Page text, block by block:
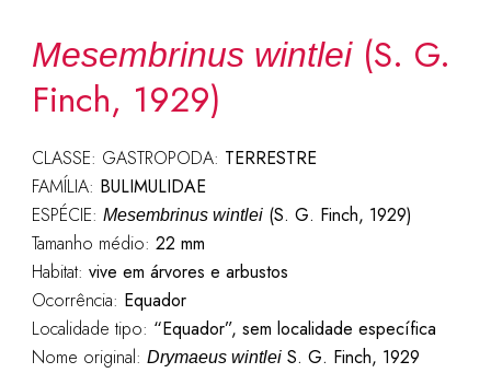
Mesembrinus wintlei(S. G.
Finch, 1929)
CLASSE: GASTROPODA: TERRESTRE
FAMÍLIA: BULIMULIDAE
ESPÉCIE: Mesembrinus wintlei(S. G. Finch, 1929)
Tamanho médio: 22 mm
Habitat: vive em árvores e arbustos
Ocorrência: Equador
Localidade tipo: “Equador”, sem localidade específica
Nome original: Drymaeus wintleiS. G. Finch, 1929